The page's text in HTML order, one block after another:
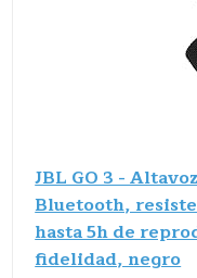
JBL GO 3 -
Bluetooth,
hasta 5h de
fidelidad, negro